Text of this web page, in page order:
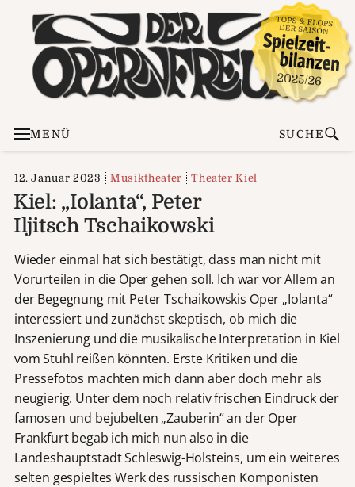
MENÜ SUCHE
12. Januar 2023 Musiktheater Theater Kiel
Kiel: „Iolanta“, Peter
Iljitsch Tschaikowski
Wieder einmal hat sich bestätigt, dass man nicht mit
Vorurteilen in die Oper gehen soll. Ich war vor Allem an
der Begegnung mit Peter Tschaikowskis Oper „Iolanta“
interessiert und zunächst skeptisch, ob mich die
Inszenierung und die musikalische Interpretation in Kiel
vom Stuhl reißen könnten. Erste Kritiken und die
Pressefotos machten mich dann aber doch mehr als
neugierig. Unter dem noch relativ frischen Eindruck der
famosen und bejubelten „Zauberin“ an der Oper
Frankfurt begab ich mich nun also in die
Landeshauptstadt Schleswig-Holsteins, um ein weiteres
selten gespieltes Werk des russischen Komponisten